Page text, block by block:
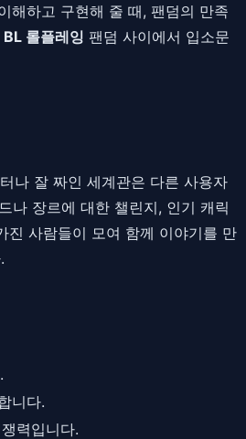
해하고 구현해 줄 때, 팬덤의 만족
BL 롤플레잉 팬덤 사이에서 입소문
나 잘 짜인 세계관은 다른 사용자
나 장르에 대한 챌린지, 인기 캐릭
진 사람들이 모여 함께 이야기를 만
니다.
력입니다.